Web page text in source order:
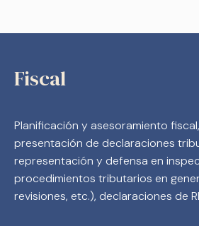
Fiscal
Planificación y asesoramiento
presentación de declaraciones
representación y defensa en
procedimientos tributarios en
revisiones, etc.), declaraciones de